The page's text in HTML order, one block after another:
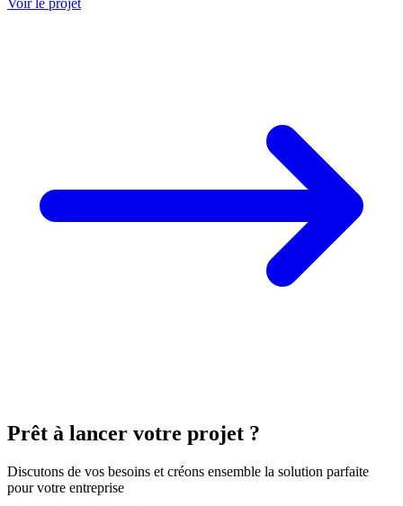
Voir le projet
Prêt à lancer votre projet ?
Discutons de vos besoins et créons ensemble la solution parfaite
pour votre entreprise